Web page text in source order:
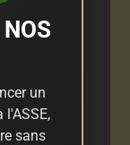
un
sans